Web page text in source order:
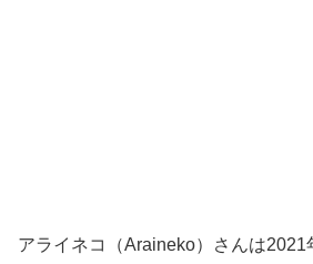
アライネコ（Araineko）さんは